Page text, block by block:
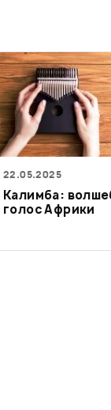
22.05.2025
Калимба:
голос Африки